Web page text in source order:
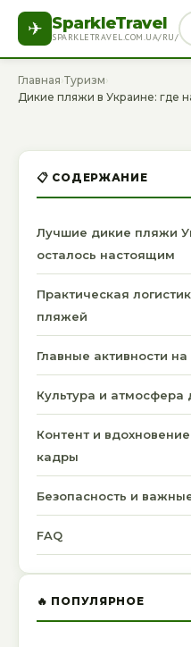
✈ SparkleTravel
SPARKLETRAVEL.COM.UA/RU/
ГЛАВНАЯ
Главная ›Туризм ›
Дикие пляжи в Украине: где
📋 СОДЕРЖАНИЕ
Лучшие дикие пляжи
осталось настоящим
Практическая
пляжей
Главные активности
Культура и
Контент и
кадры
Безопасность и
FAQ
🔥 ПОПУЛЯРНОЕ